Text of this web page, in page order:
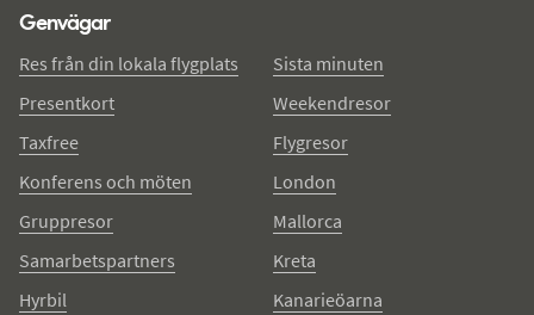
Genvägar
Res från din lokala flygplats
Presentkort
Taxfree
Konferens och möten
Gruppresor
Samarbetspartners
Hyrbil
Sista minuten
Weekendresor
Flygresor
London
Mallorca
Kreta
Kanarieöarna